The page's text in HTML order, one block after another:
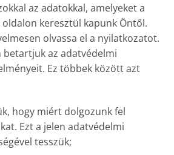
az adatokkal, amelyeket a
keresztül kapunk Öntől.
olvassa el a nyilatkozatot.
betartjuk az adatvédelmi
Ez többek között azt
hogy miért dolgozunk fel
Ezt a jelen adatvédelmi
tesszük;